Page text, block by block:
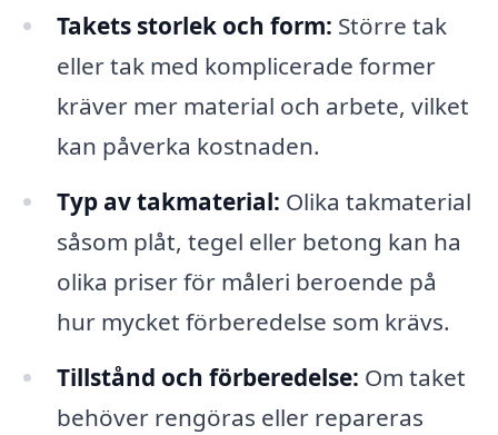
Takets storlek och form: Större tak
eller tak med komplicerade former
kräver mer material och arbete, vilket
kan påverka kostnaden.
Typ av takmaterial: Olika takmaterial
såsom plåt, tegel eller betong kan ha
olika priser för måleri beroende på
hur mycket förberedelse som krävs.
Tillstånd och förberedelse: Om taket
behöver rengöras eller repareras